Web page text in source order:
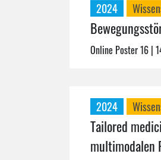
2024
Online Poster 16 |
2024
Tailored
multimodalen